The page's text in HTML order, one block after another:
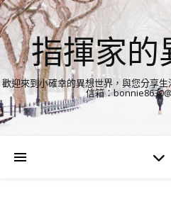
指揮家的
歡迎來到小確幸的異想世界，與您分享
信箱：